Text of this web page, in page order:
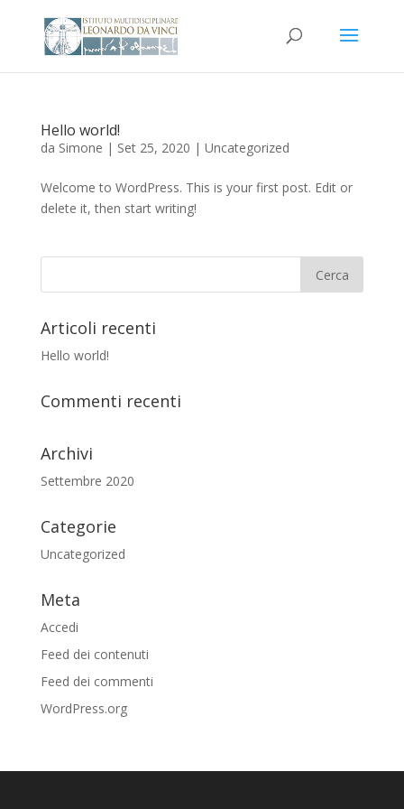
Hello world!
da Simone | Set 25, 2020 | Uncategorized
Welcome to WordPress. This is your first post. Edit or
delete it, then start writing!
Articoli recenti
Hello world!
Commenti recenti
Archivi
Settembre 2020
Categorie
Uncategorized
Meta
Accedi
Feed dei contenuti
Feed dei commenti
WordPress.org